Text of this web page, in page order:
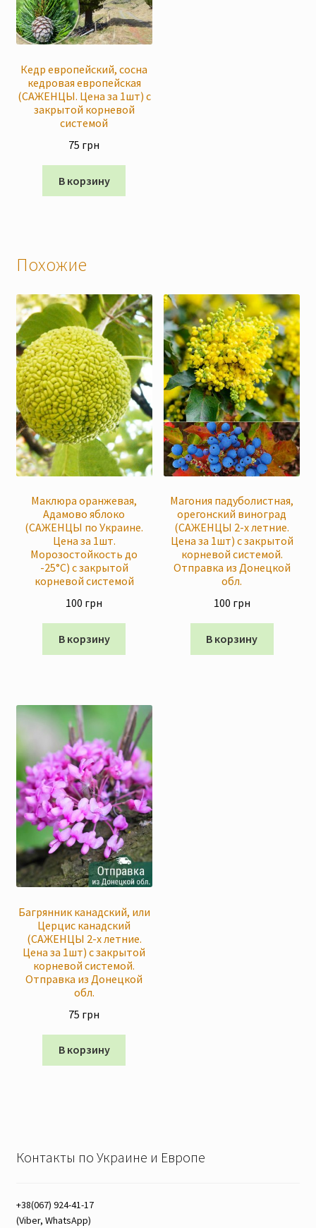
Кедр европейский, сосна
кедровая европейская
(САЖЕНЦЫ. Цена за 1шт) с
закрытой корневой
системой
75 грн
В корзину
Похожие
Маклюра оранжевая,
Адамово яблоко
(САЖЕНЦЫ по Украине.
Цена за 1шт.
Морозостойкость до
-25°C) с закрытой
корневой системой
100 грн
В корзину
Магония падуболистная,
орегонский виноград
(САЖЕНЦЫ 2-х летние.
Цена за 1шт) с закрытой
корневой системой.
Отправка из Донецкой
обл.
100 грн
В корзину
Багрянник канадский, или
Церцис канадский
(САЖЕНЦЫ 2-х летние.
Цена за 1шт) с закрытой
корневой системой.
Отправка из Донецкой
обл.
75 грн
В корзину
Контакты по Украине и Европе
+38(067) 924-41-17
(Viber, WhatsApp)